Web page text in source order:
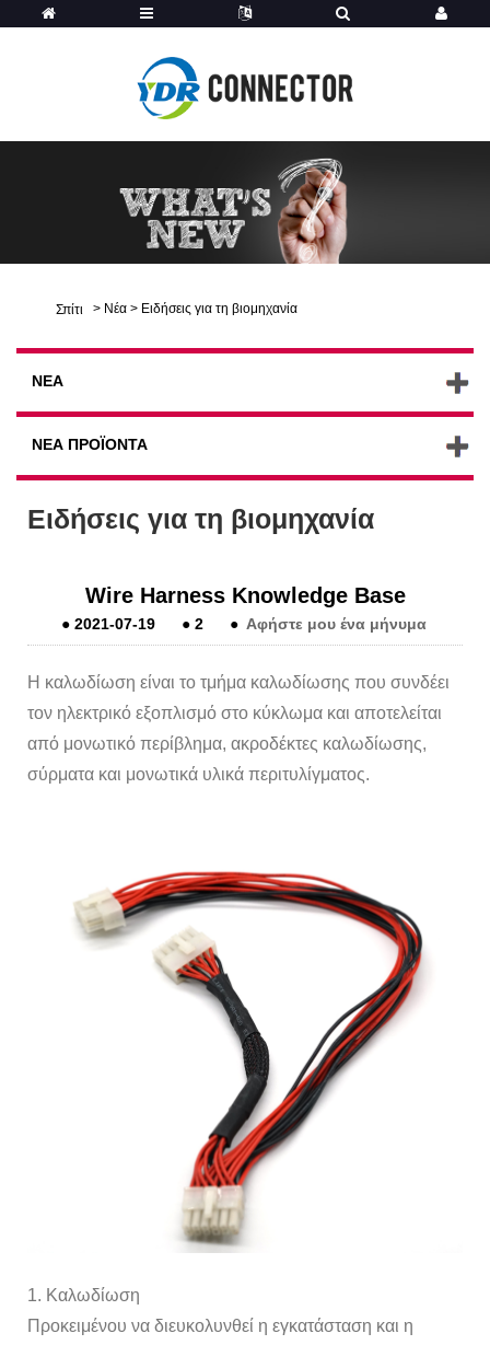
Σπίτι > Νέα > Ειδήσεις για τη βιομηχανία
ΝΈΑ
ΝΈΑ ΠΡΟΪΌΝΤΑ
Ειδήσεις για τη βιομηχανία
Wire Harness Knowledge Base
● 2021-07-19 ● 2 ● Αφήστε μου ένα μήνυμα
Η καλωδίωση είναι το τμήμα καλωδίωσης που συνδέει
τον ηλεκτρικό εξοπλισμό στο κύκλωμα και αποτελείται
από μονωτικό περίβλημα, ακροδέκτες καλωδίωσης,
σύρματα και μονωτικά υλικά περιτυλίγματος.
1. Καλωδίωση
Προκειμένου να διευκολυνθεί η εγκατάσταση και η